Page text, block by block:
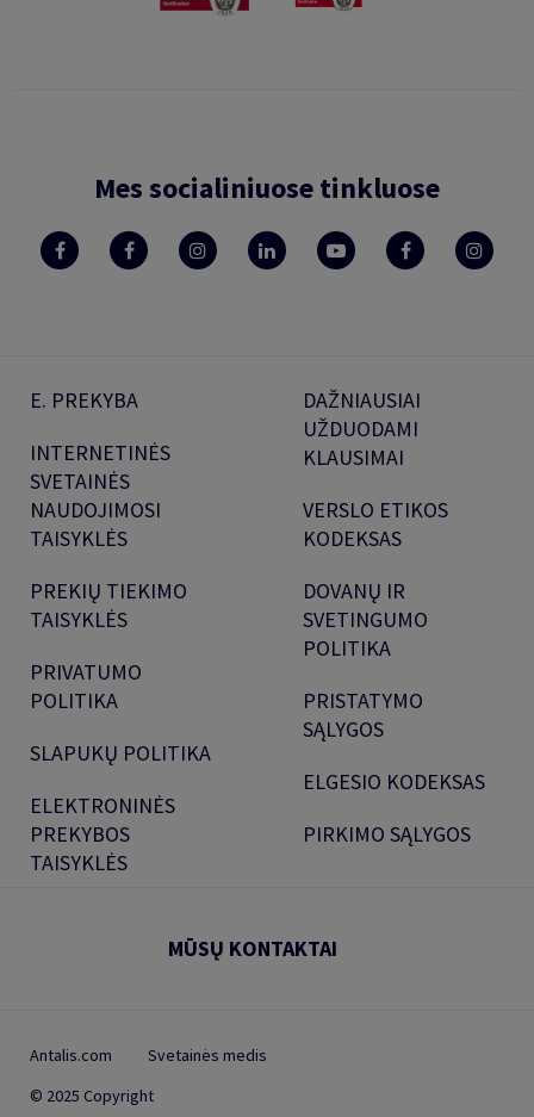
Mes socialiniuose tinkluose
E. PREKYBA
INTERNETINĖS
SVETAINĖS
NAUDOJIMOSI
TAISYKLĖS
PREKIŲ TIEKIMO
TAISYKLĖS
PRIVATUMO
POLITIKA
SLAPUKŲ POLITIKA
ELEKTRONINĖS
PREKYBOS
TAISYKLĖS
DAŽNIAUSIAI
UŽDUODAMI
KLAUSIMAI
VERSLO ETIKOS
KODEKSAS
DOVANŲ IR
SVETINGUMO
POLITIKA
PRISTATYMO
SĄLYGOS
ELGESIO KODEKSAS
PIRKIMO SĄLYGOS
MŪSŲ KONTAKTAI
Antalis.com
Svetainės medis
© 2025 Copyright